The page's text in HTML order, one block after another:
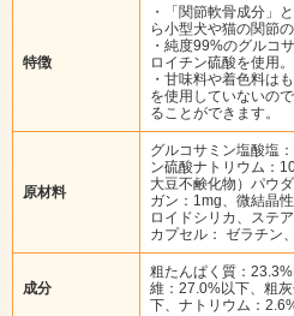
特徴
・「関節軟骨成分」
ら小型犬や猫の関節
・純度99%のグルコ
ロイチン硫酸を使用。
・甘味料や着色料は
を使用していないの
ることができます。
原材料
グルコサミン塩酸塩
ン硫酸ナトリウム：
大豆不鹸化物）パウ
ガン：1mg、微結晶
ロイドシリカ、ステ
カプセル： ゼラチン
成分
粗たんぱく質：
維：27.0%以下、粗
下、ナトリウム：